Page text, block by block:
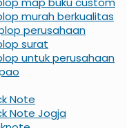
murah berkualitas
perusahaan
surat
untuk perusahaan
Note
Note Jogja